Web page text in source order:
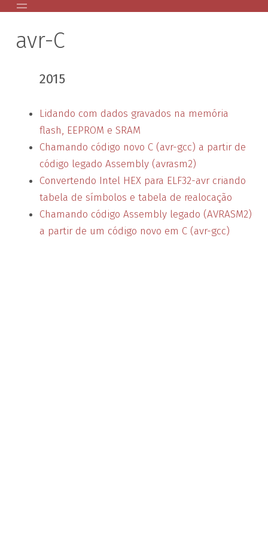
Palestras
About
avr-C
2015
Lidando com dados gravados na memória
flash, EEPROM e SRAM
Chamando código novo C (avr-gcc) a partir de
código legado Assembly (avrasm2)
Convertendo Intel HEX para ELF32-avr criando
tabela de símbolos e tabela de realocação
Chamando código Assembly legado (AVRASM2)
a partir de um código novo em C (avr-gcc)